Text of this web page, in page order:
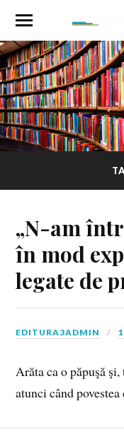
„N-am
în mod
legate de
EDITURA3ADMIN
Arăta ca o păpuşă
atunci când